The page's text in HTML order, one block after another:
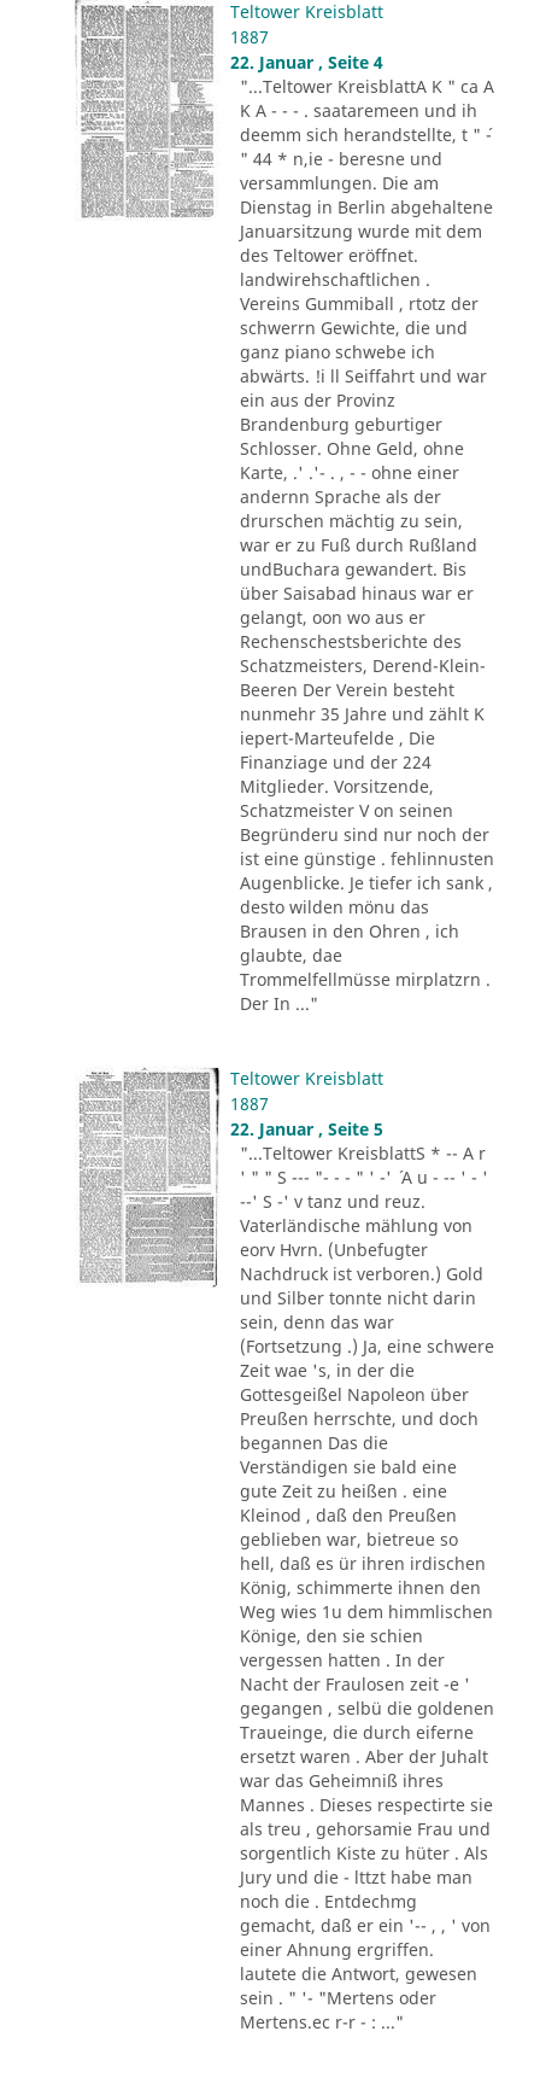
Teltower Kreisblatt
1887
22. Januar , Seite 4
"...Teltower KreisblattA K " ca A
K A - - - . saataremeen und ih
deemm sich herandstellte, t " ´-
" 44 * n,ie - beresne und
versammlungen. Die am
Dienstag in Berlin abgehaltene
Januarsitzung wurde mit dem
des Teltower eröffnet.
landwirehschaftlichen .
Vereins Gummiball , rtotz der
schwerrn Gewichte, die und
ganz piano schwebe ich
abwärts. !i ll Seiffahrt und war
ein aus der Provinz
Brandenburg geburtiger
Schlosser. Ohne Geld, ohne
Karte, .' .'- . , - - ohne einer
andernn Sprache als der
drurschen mächtig zu sein,
war er zu Fuß durch Rußland
undBuchara gewandert. Bis
über Saisabad hinaus war er
gelangt, oon wo aus er
Rechenschestsberichte des
Schatzmeisters, Derend-Klein-
Beeren Der Verein besteht
nunmehr 35 Jahre und zählt K
iepert-Marteufelde , Die
Finanziage und der 224
Mitglieder. Vorsitzende,
Schatzmeister V on seinen
Begründeru sind nur noch der
ist eine günstige . fehlinnusten
Augenblicke. Je tiefer ich sank ,
desto wilden mönu das
Brausen in den Ohren , ich
glaubte, dae
Trommelfellmüsse mirplatzrn .
Der In ..."
Teltower Kreisblatt
1887
22. Januar , Seite 5
"...Teltower KreisblattS * -- A r
' " " S --- "- - - " ' -' ´ A u - -- ' - '
--' S -' v tanz und reuz.
Vaterländische mählung von
eorv Hvrn. (Unbefugter
Nachdruck ist verboren.) Gold
und Silber tonnte nicht darin
sein, denn das war
(Fortsetzung .) Ja, eine schwere
Zeit wae 's, in der die
Gottesgeißel Napoleon über
Preußen herrschte, und doch
begannen Das die
Verständigen sie bald eine
gute Zeit zu heißen . eine
Kleinod , daß den Preußen
geblieben war, bietreue so
hell, daß es ür ihren irdischen
König, schimmerte ihnen den
Weg wies 1u dem himmlischen
Könige, den sie schien
vergessen hatten . In der
Nacht der Fraulosen zeit -e '
gegangen , selbü die goldenen
Traueinge, die durch eiferne
ersetzt waren . Aber der Juhalt
war das Geheimniß ihres
Mannes . Dieses respectirte sie
als treu , gehorsamie Frau und
sorgentlich Kiste zu hüter . Als
Jury und die - lttzt habe man
noch die . Entdechmg
gemacht, daß er ein '-- , , ' von
einer Ahnung ergriffen.
lautete die Antwort, gewesen
sein . " '- "Mertens oder
Mertens.ec r-r - : ..."